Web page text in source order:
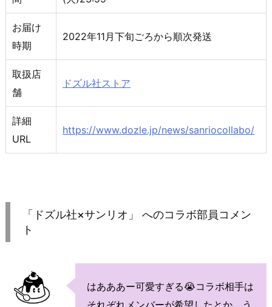
お届け
時期
2022年11月下旬ごろから順次発送
取扱店
舗
ドズル社ストア
詳細
URL
https://www.dozle.jp/news/sanriocollabo/
「ドズル社×サンリオ」 へのコラボ部員コメン
ト
はあああー可愛すぎる😭コラボ相手は
それぞれメンバーが希望したとか。う